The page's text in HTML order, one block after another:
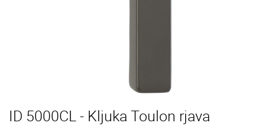
ID 5000CL - Kljuka Toulon rjava